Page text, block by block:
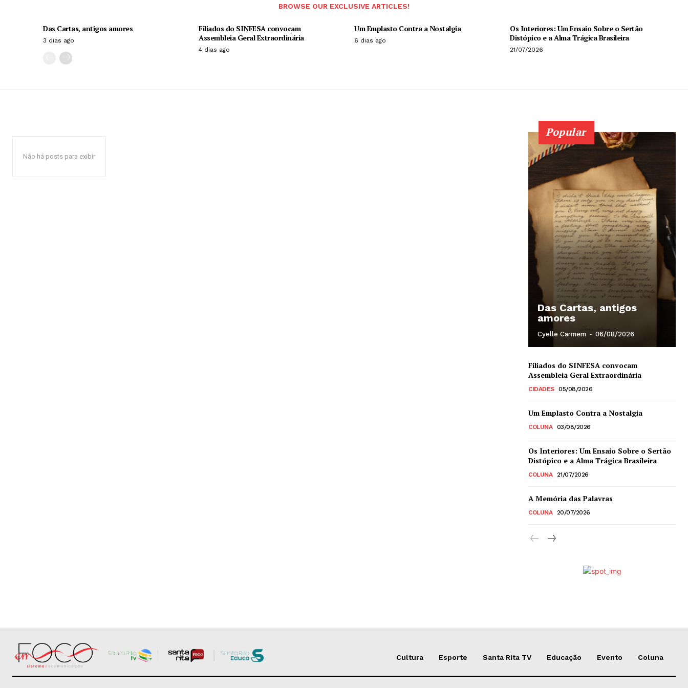
BROWSE OUR EXCLUSIVE ARTICLES!
Das Cartas, antigos amores
3 dias ago
Filiados do SINFESA convocam
Assembleia Geral Extraordinária
4 dias ago
Um Emplasto Contra a Nostalgia
6 dias ago
Os Interiores: Um Ensaio Sobre o Sertão
Distópico e a Alma Trágica Brasileira
21/07/2026
Não há posts para exibir
Popular
Das Cartas, antigos
amores
Cyelle Carmem - 06/08/2026
Filiados do SINFESA convocam
Assembleia Geral Extraordinária
CIDADES 05/08/2026
Um Emplasto Contra a Nostalgia
COLUNA 03/08/2026
Os Interiores: Um Ensaio Sobre o Sertão
Distópico e a Alma Trágica Brasileira
COLUNA 21/07/2026
A Memória das Palavras
COLUNA 20/07/2026
Cultura Esporte Santa Rita TV Educação Evento Coluna